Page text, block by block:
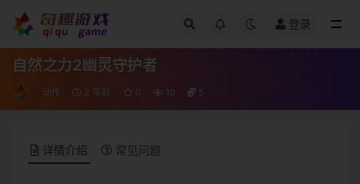
登录
自然之力2幽灵守护者
动作 2 年前 0 10 5
详情介绍 常见问题